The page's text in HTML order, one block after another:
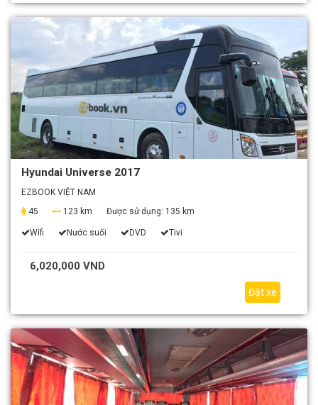
Hyundai Universe 2017
EZBOOK VIỆT NAM
45
123 km Được sử dụng: 135 km
Wifi Nước suối DVD Tivi
6,020,000 VND
Đặt xe